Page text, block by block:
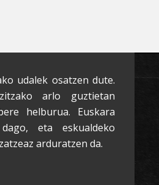
udalek osatzen dute.
arlo guztietan
helburua. Euskara
eta eskualdeko
arduratzen da.